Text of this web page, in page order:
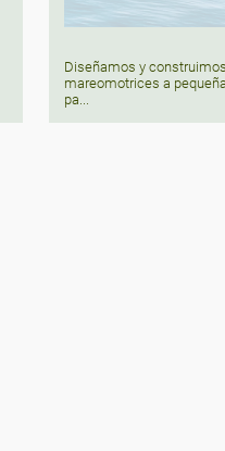
Diseñamos y
mareomotrices a
pa...